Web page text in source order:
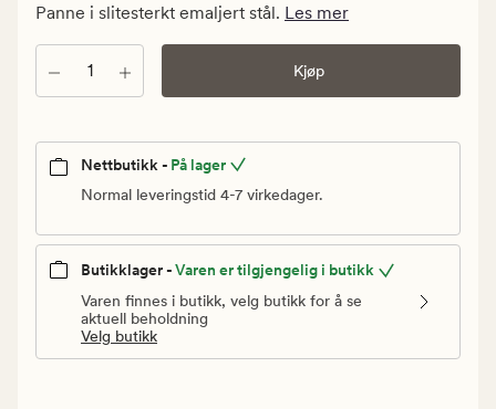
kr.
Panne i slitesterkt emaljert stål. Les mer
Antall Kjøp
Nettbutikk - På lager
Normal leveringstid 4-7 virkedager.
Butikklager -Varen er tilgjengelig i butikk
Varen finnes i butikk, velg butikk for å se
aktuell beholdning
Velg butikk